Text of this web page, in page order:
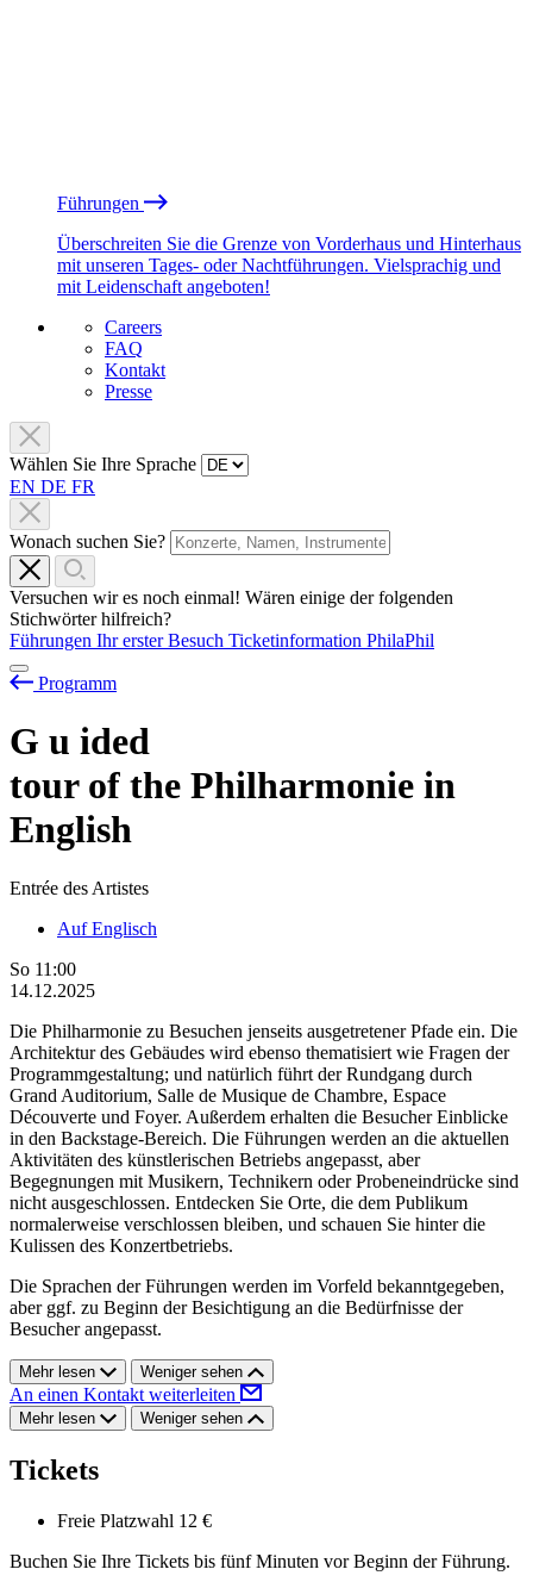
Führungen
Überschreiten Sie die Grenze von Vorderhaus und Hinterhaus
mit unseren Tages- oder Nachtführungen. Vielsprachig und
mit Leidenschaft angeboten!
Careers
FAQ
Kontakt
Presse
Wählen Sie Ihre Sprache
EN DE FR
Wonach suchen Sie?
Versuchen wir es noch einmal! Wären einige der folgenden
Stichwörter hilfreich?
Führungen Ihr erster Besuch Ticketinformation PhilaPhil
Programm
G u ided
tour of the Philharmonie in
English
Entrée des Artistes
Auf Englisch
So 11:00
14.12.2025
Die Philharmonie zu Besuchen jenseits ausgetretener Pfade ein. Die
Architektur des Gebäudes wird ebenso thematisiert wie Fragen der
Programmgestaltung; und natürlich führt der Rundgang durch
Grand Auditorium, Salle de Musique de Chambre, Espace
Découverte und Foyer. Außerdem erhalten die Besucher Einblicke
in den Backstage-Bereich. Die Führungen werden an die aktuellen
Aktivitäten des künstlerischen Betriebs angepasst, aber
Begegnungen mit Musikern, Technikern oder Probeneindrücke sind
nicht ausgeschlossen. Entdecken Sie Orte, die dem Publikum
normalerweise verschlossen bleiben, und schauen Sie hinter die
Kulissen des Konzertbetriebs.
Die Sprachen der Führungen werden im Vorfeld bekanntgegeben,
aber ggf. zu Beginn der Besichtigung an die Bedürfnisse der
Besucher angepasst.
Mehr lesen Weniger sehen
An einen Kontakt weiterleiten
Mehr lesen Weniger sehen
Tickets
Freie Platzwahl 12 €
Buchen Sie Ihre Tickets bis fünf Minuten vor Beginn der Führung.